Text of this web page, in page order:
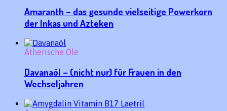
Amaranth – das gesunde vielseitige Powerkorn
der Inkas und Azteken
Ätherische Öle
Davanaöl – (nicht nur) für Frauen in den
Wechseljahren